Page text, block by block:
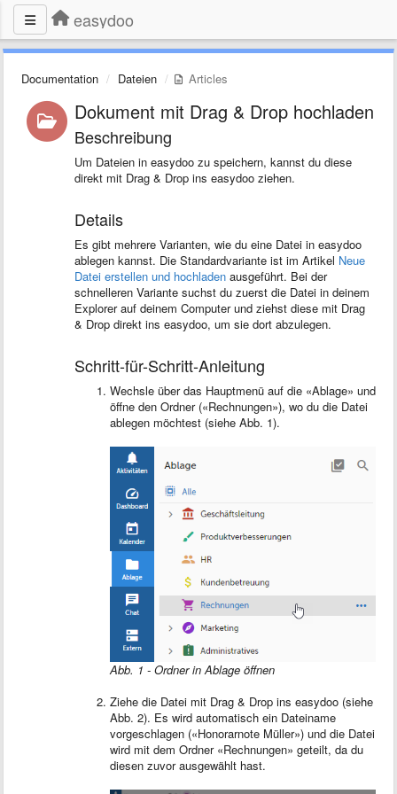
easydoo
Documentation Dateien Articles
Dokument mit Drag & Drop hochladen
Beschreibung
Um Dateien in easydoo zu speichern, kannst du diese
direkt mit Drag & Drop ins easydoo ziehen.
Details
Es gibt mehrere Varianten, wie du eine Datei in easydoo
ablegen kannst. Die Standardvariante ist im Artikel Neue
Datei erstellen und hochladenausgeführt. Bei der
schnelleren Variante suchst du zuerst die Datei in deinem
Explorer auf deinem Computer und ziehst diese mit Drag
& Drop direkt ins easydoo, um sie dort abzulegen.
Schritt-für-Schritt-Anleitung
Wechsle über das Hauptmenü auf die «Ablage» und
öffne den Ordner («Rechnungen»), wo du die Datei
ablegen möchtest (siehe Abb. 1).
Abb. 1 - Ordner in Ablage öffnen
Ziehe die Datei mit Drag & Drop ins easydoo (siehe
Abb. 2). Es wird automatisch ein Dateiname
vorgeschlagen («Honorarnote Müller») und die Datei
wird mit dem Ordner «Rechnungen» geteilt, da du
diesen zuvor ausgewählt hast.